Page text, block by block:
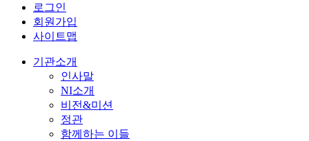
로그인
회원가입
사이트맵
기관소개
인사말
NI소개
비전&미션
정관
함께하는 이들